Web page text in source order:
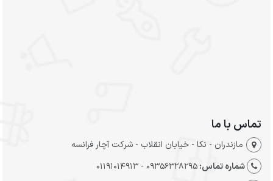
تماس با ما
مازندران - نکا - خیابان انقلاب - شرکت آچار فرانسه
شماره تماس:09356328295 - 01191014913